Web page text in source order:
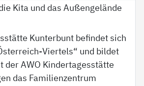
Kunterbunt befindet sich
Viertels“ und bildet
der AWO Kindertagesstätte
das Familienzentrum